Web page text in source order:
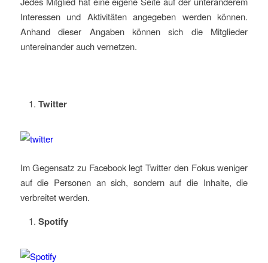
Interessen und Aktivitäten angegeben werden können.
Anhand dieser Angaben können sich die Mitglieder
untereinander auch vernetzen.
Twitter
Im Gegensatz zu Facebook legt Twitter den Fokus weniger
auf die Personen an sich, sondern auf die Inhalte, die
verbreitet werden.
Spotify